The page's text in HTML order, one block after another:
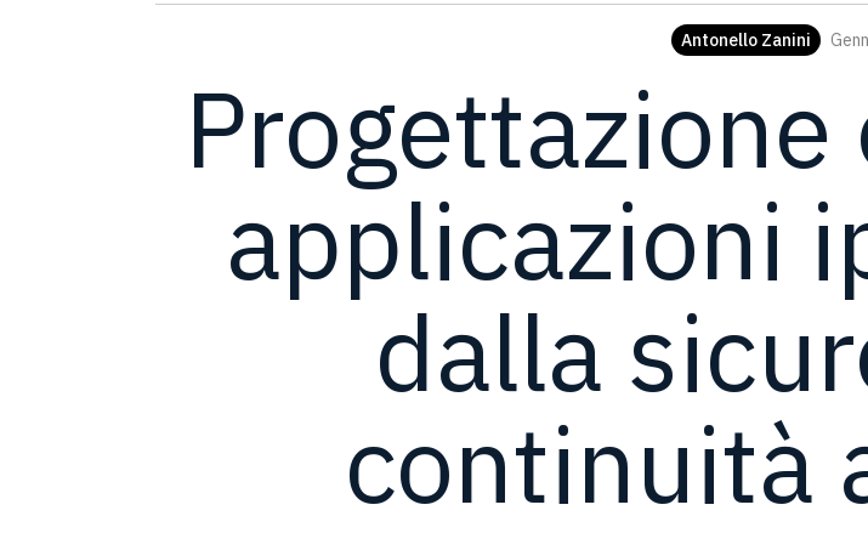
Antonello Zanini
applicazioni
dalla
continuità